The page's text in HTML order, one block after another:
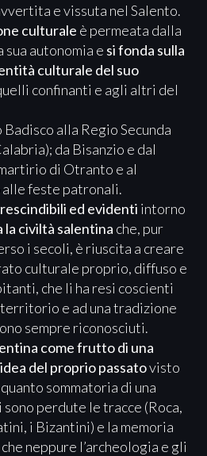
e vissuta nel Salento.
culturale è permeata dalla
sua autonomia e si fonda sulla
culturale del suo
confinanti e agli altri del
alla Regio Secunda
da Bisanzio e dal
di Otranto e al
alle feste patronali.
ed evidenti intorno
la civiltà salentina che, pur
i secoli, è riuscita a creare
culturale proprio, diffuso e
che li ha resi coscienti
e ad una tradizione
sempre riconosciuti.
come frutto di una
del proprio passatovisto
quanto sommatoria di una
perdute le tracce (Roca,
i Bizantini) e la memoria
neppure l’archeologia e gli